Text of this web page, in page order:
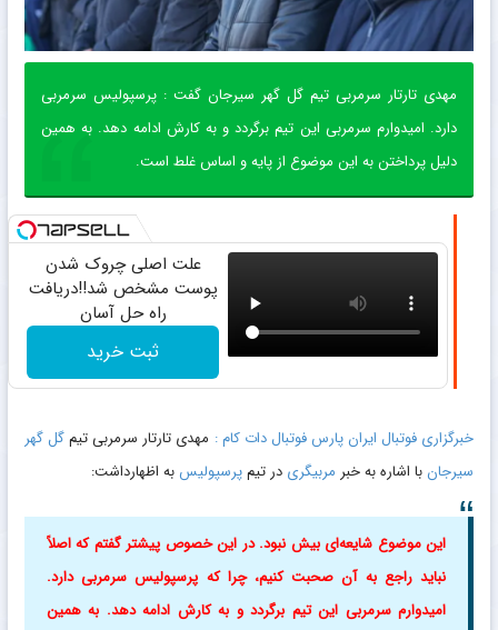
مهدی تارتار سرمربی تیم گل گهر سیرجان گفت : پرسپولیس سرمربی
دارد. امیدوارم سرمربی این تیم برگردد و به کارش ادامه دهد. به همین
دلیل پرداختن به این موضوع از پایه و اساس غلط است.
علت اصلی چروک شدن
پوست مشخص شد!!دریافت
راه حل آسان
ثبت خرید
خبرگزاری فوتبال ایران پارس فوتبال دات کام : مهدی تارتار سرمربی تیمگل گهر
سیرجانبا اشاره به خبر مربیگری در تیمپرسپولیس به اظهارداشت:
این موضوع شایعه‌ای بیش نبود. در این خصوص پیشتر گفتم که اصلاً
نباید راجع به آن صحبت کنیم، چرا که پرسپولیس سرمربی دارد.
امیدوارم سرمربی این تیم برگردد و به کارش ادامه دهد. به همین